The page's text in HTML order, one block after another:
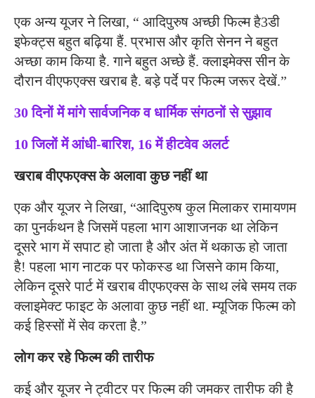
एक अन्य यूजर ने लिखा, “ आदिपुरुष अच्छी फिल्म है3डी
इफेक्ट्स बहुत बढ़िया हैं. प्रभास और कृति सेनन ने बहुत
अच्छा काम किया है. गाने बहुत अच्छे हैं. क्लाइमेक्स सीन के
दौरान वीएफएक्स खराब है. बड़े पर्दे पर फिल्म जरूर देखें.”
30 दिनों में मांगे सार्वजनिक व धार्मिक संगठनों से सुझाव
10 जिलों में आंधी-बारिश, 16 में हीटवेव अलर्ट
खराब वीएफएक्स के अलावा कुछ नहीं था
एक और यूजर ने लिखा, “आदिपुरुष कुल मिलाकर रामायणम
का पुनर्कथन है जिसमें पहला भाग आशाजनक था लेकिन
दूसरे भाग में सपाट हो जाता है और अंत में थकाऊ हो जाता
है! पहला भाग नाटक पर फोकस्ड था जिसने काम किया,
लेकिन दूसरे पार्ट में खराब वीएफएक्स के साथ लंबे समय तक
क्लाइमेक्ट फाइट के अलावा कुछ नहीं था. म्यूजिक फिल्म को
कई हिस्सों में सेव करता है.”
लोग कर रहे फिल्म की तारीफ
कई और यूजर ने ट्वीटर पर फिल्म की जमकर तारीफ की है